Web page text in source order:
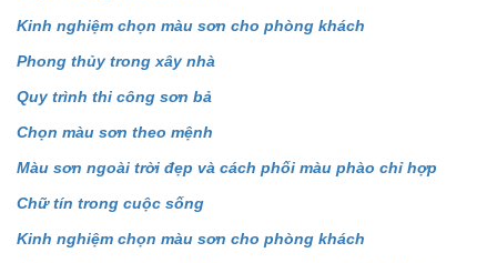
Kinh nghiệm chọn màu sơn cho phòng khách
Phong thủy trong xây nhà
Quy trình thi công sơn bả
Chọn màu sơn theo mệnh
Màu sơn ngoài trời đẹp và cách phối màu phào chỉ hợp
Chữ tín trong cuộc sống
Kinh nghiệm chọn màu sơn cho phòng khách